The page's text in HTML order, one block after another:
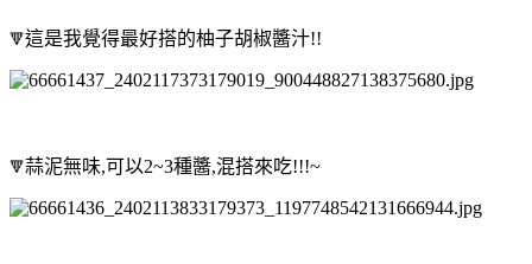
🔻這是我覺得最好搭的柚子胡椒醬汁!!
🔻蒜泥無味,可以2~3種醬,混搭來吃!!!~